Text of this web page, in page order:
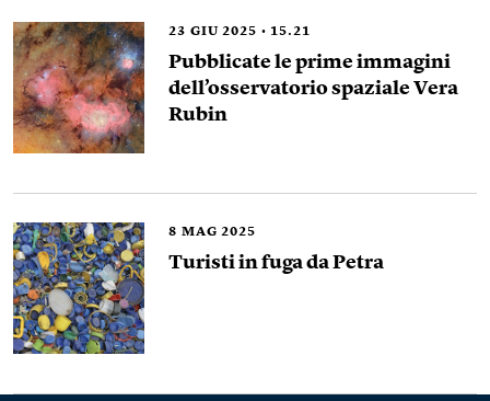
23 GIU 2025 15.21
Pubblicate le prime immagini
dell’osservatorio spaziale Vera
Rubin
8 MAG 2025
Turisti in fuga da Petra